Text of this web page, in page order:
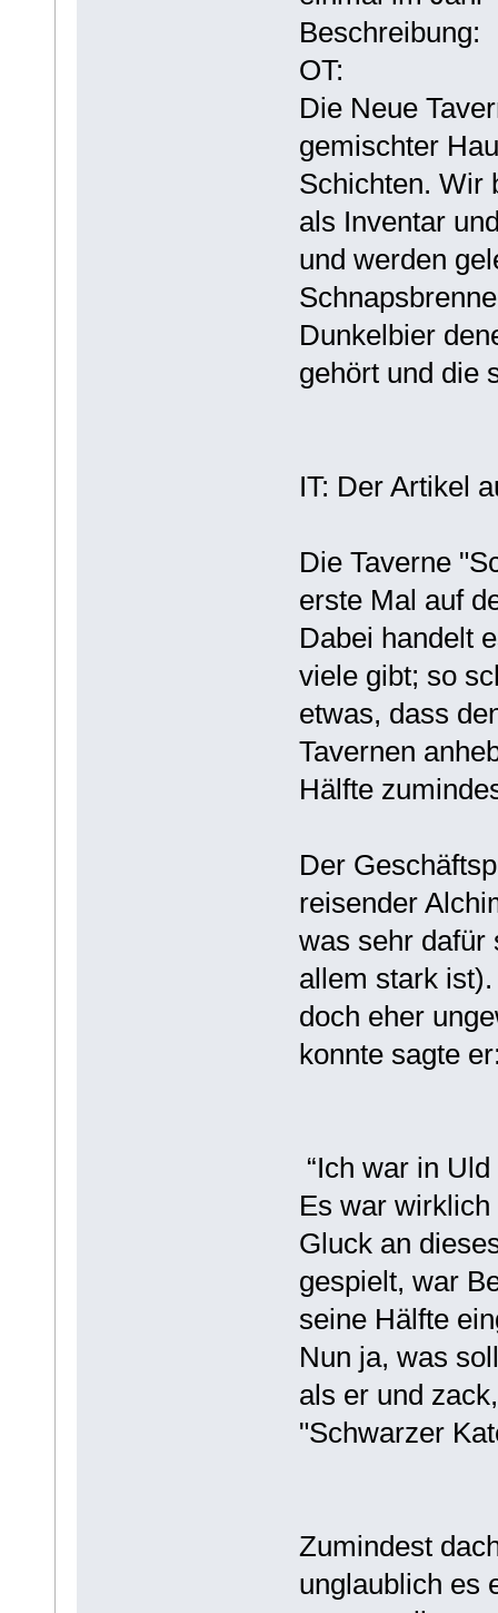
Beschreibung:
OT:
Die Neue
gemischter
Schichten. Wir
als Inventar
und werden
Dunkelbier
gehört und die
IT: Der Artikel
Die Taverne
erste Mal auf
Dabei handelt
viele gibt; so
etwas, dass
Tavernen
Hälfte
Der
reisender
was sehr dafür
allem stark
doch eher
konnte sagte
“Ich war in
Es war
Gluck an
gespielt, war
seine Hälfte
Nun ja, was
als er und
"Schwarzer
Zumindest
unglaublich es